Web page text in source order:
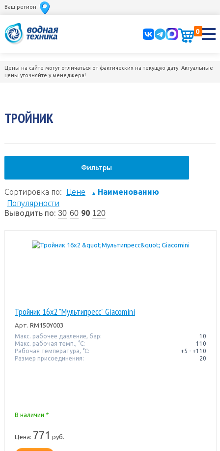
Ваш регион:
0
Цены на сайте могут отличаться от фактических на текущую дату. Актуальные
цены уточняйте у менеджера!
ТРОЙНИК
Фильтры
Сортировка по: Цене ▲ Наименованию
Популярности
Выводить по: 30 60 90 120
Тройник 16x2 "Мультипресс" Giacomini
Арт. RM150Y003
Макс. рабочее давление, бар:
10
Макс. рабочая темп., °С:
110
Рабочая температура, °C:
+5 - +110
Размер присоединения:
20
В наличии *
Цена: 771 руб.